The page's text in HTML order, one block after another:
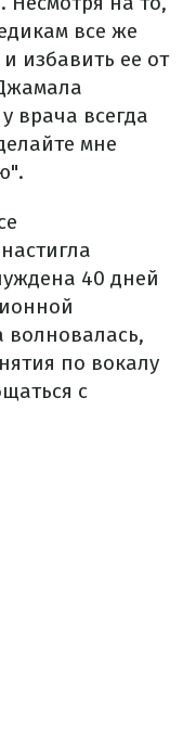
все же
избавить ее от
врача всегда
мне
40 дней
волновалась,
по вокалу
с